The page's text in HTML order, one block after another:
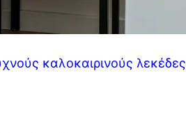
καλοκαιρινούς λεκέδες